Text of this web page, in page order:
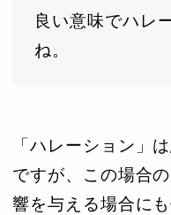
良い意味でハレ
ね。
「ハレーション」
ですが、この場合
響を与える場合に